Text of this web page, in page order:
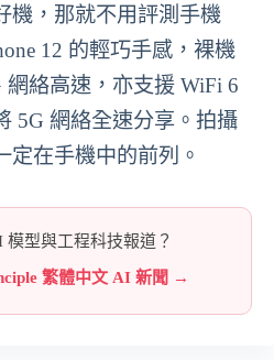
機，那就不用評測手機
12 的輕巧手感，裸機
網絡高速，亦支援 WiFi 6
5G 網絡全速分享。拍攝
定在手機中的前列。
型與工程科技報道？
繁體中文 AI 新聞 →